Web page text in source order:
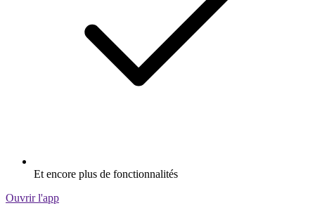
Et encore plus de fonctionnalités
Ouvrir l'app